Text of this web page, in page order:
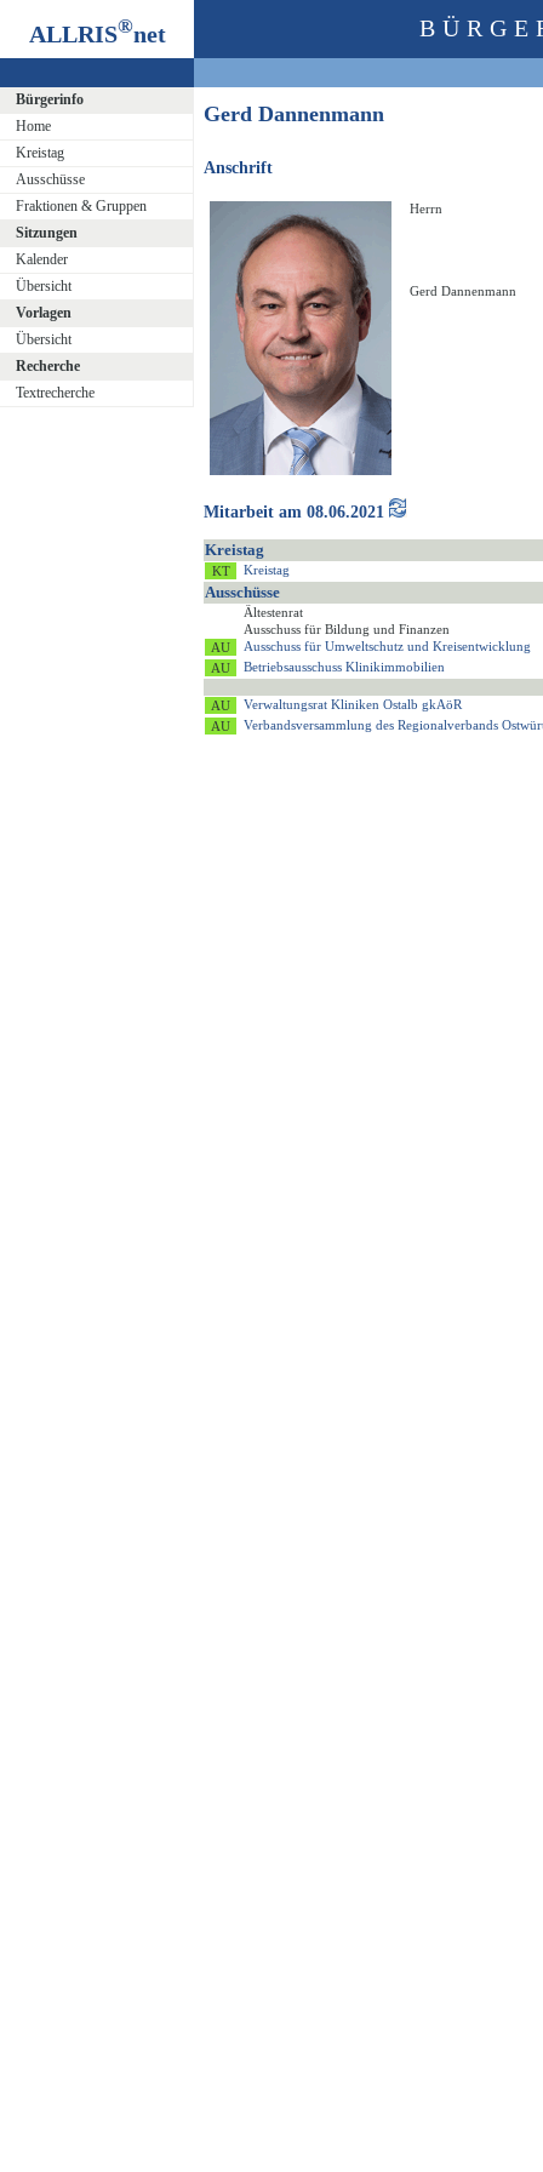
ALLRIS®net
Bürgerinfo
Home
Kreistag
Ausschüsse
Fraktionen & Gruppen
Sitzungen
Kalender
Übersicht
Vorlagen
Übersicht
Recherche
Textrecherche
Gerd Dannenmann
Anschrift
Herrn
Gerd Dannenmann
Mitarbeit am 08.06.2021
Kreistag
Kreistag
Ausschüsse
Ältestenrat
Ausschuss für Bildung und Finanzen
Ausschuss für Umweltschutz und Kreisentwicklung
Betriebsausschuss Klinikimmobilien
Verwaltungsrat Kliniken Ostalb gkAöR
Verbandsversammlung des Regionalverbands